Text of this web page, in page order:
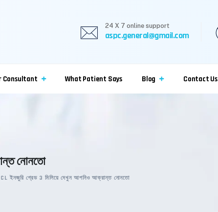
24 X 7 online support
aspc.general@gmail.com
Consultant What Patient Says Blog Contact Us
নোনতো
ইনজুরি গ্রেড 3 মিলিয়ে দেখুন আপনিও আক্রান্ত নোনতো